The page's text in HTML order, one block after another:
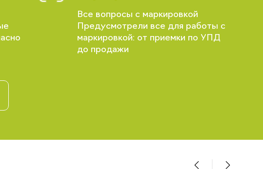
Все вопросы с маркировкой
Предусмотрели все для работы с
маркировкой: от приемки по УПД
до продажи